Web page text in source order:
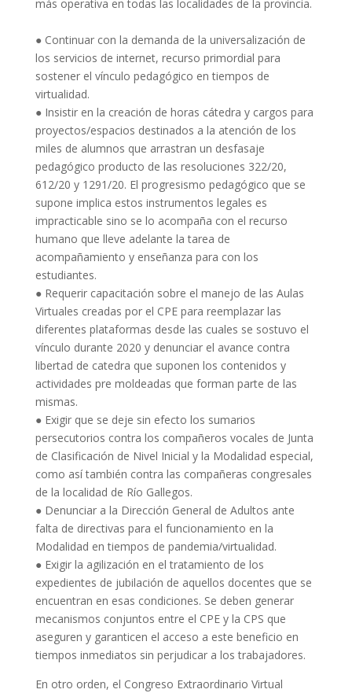
más operativa en todas las localidades de la provincia.
● Continuar con la demanda de la universalización de
los servicios de internet, recurso primordial para
sostener el vínculo pedagógico en tiempos de
virtualidad.
● Insistir en la creación de horas cátedra y cargos para
proyectos/espacios destinados a la atención de los
miles de alumnos que arrastran un desfasaje
pedagógico producto de las resoluciones 322/20,
612/20 y 1291/20. El progresismo pedagógico que se
supone implica estos instrumentos legales es
impracticable sino se lo acompaña con el recurso
humano que lleve adelante la tarea de
acompañamiento y enseñanza para con los
estudiantes.
● Requerir capacitación sobre el manejo de las Aulas
Virtuales creadas por el CPE para reemplazar las
diferentes plataformas desde las cuales se sostuvo el
vínculo durante 2020 y denunciar el avance contra
libertad de catedra que suponen los contenidos y
actividades pre moldeadas que forman parte de las
mismas.
● Exigir que se deje sin efecto los sumarios
persecutorios contra los compañeros vocales de Junta
de Clasificación de Nivel Inicial y la Modalidad especial,
como así también contra las compañeras congresales
de la localidad de Río Gallegos.
● Denunciar a la Dirección General de Adultos ante
falta de directivas para el funcionamiento en la
Modalidad en tiempos de pandemia/virtualidad.
● Exigir la agilización en el tratamiento de los
expedientes de jubilación de aquellos docentes que se
encuentran en esas condiciones. Se deben generar
mecanismos conjuntos entre el CPE y la CPS que
aseguren y garanticen el acceso a este beneficio en
tiempos inmediatos sin perjudicar a los trabajadores.
En otro orden, el Congreso Extraordinario Virtual